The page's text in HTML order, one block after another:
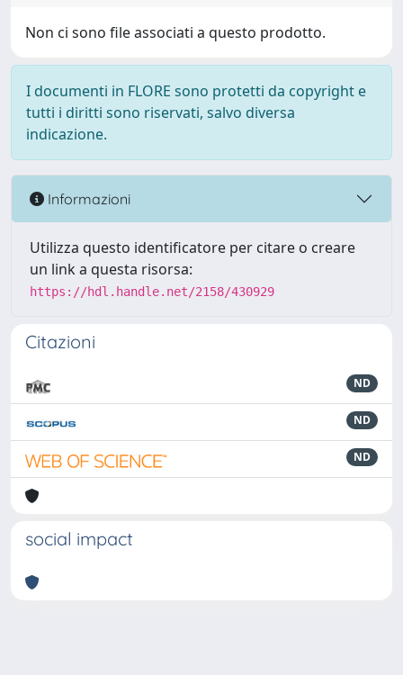
Non ci sono file associati a questo prodotto.
I documenti in FLORE sono protetti da copyright e
tutti i diritti sono riservati, salvo diversa
indicazione.
Informazioni
Utilizza questo identificatore per citare o creare
un link a questa risorsa:
https://hdl.handle.net/2158/430929
Citazioni
ND
ND
ND
social impact